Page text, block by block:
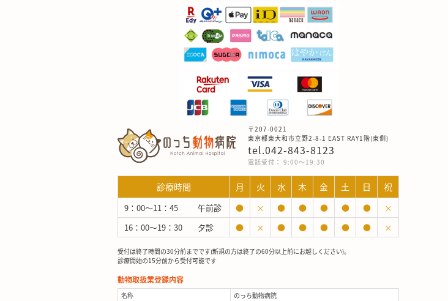
〒207-0021
東京都東大和市立野2-8-1 EAST RAY1階(東側)
tel.042-843-8123
電話受付： 9:00～19:30
診療時間 月 火 水 木 金 土 日 祝
9：00～11：45 午前診 ● × ● ● ● ● ●
×
16：00～19：30
夕診 ● × ● ● ● ● ● ×
受付は終了時間の30分前までです(新規の方は終了の60分以上前にお越しください)。
診療開始の15分前から受付可能です
動物取扱業登録内容
名称
のっち動物病院